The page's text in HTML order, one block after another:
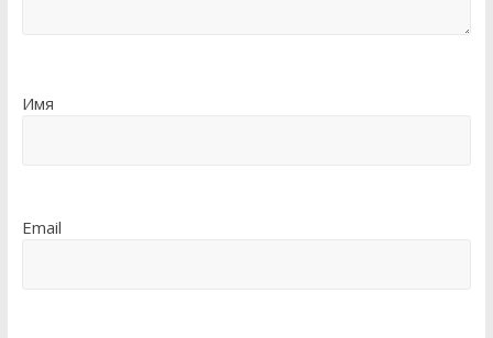
Имя
Email